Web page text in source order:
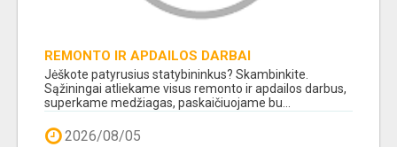
REMONTO IR APDAILOS DARBAI
Jėškote patyrusius statybininkus? Skambinkite.
Sąžiningai atliekame visus remonto ir apdailos darbus,
superkame medžiagas, paskaičiuojame bu...
2026/08/05